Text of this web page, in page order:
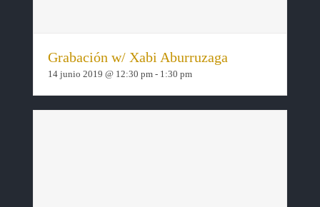
Grabación w/ Xabi Aburruzaga
14 junio 2019 @ 12:30 pm- 1:30 pm